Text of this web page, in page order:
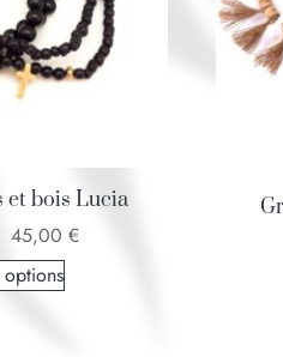
et bois Lucia
45,00 €